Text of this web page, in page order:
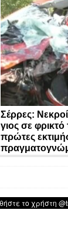
Σέρρες:
γιος σε φρικτό
πρώτες